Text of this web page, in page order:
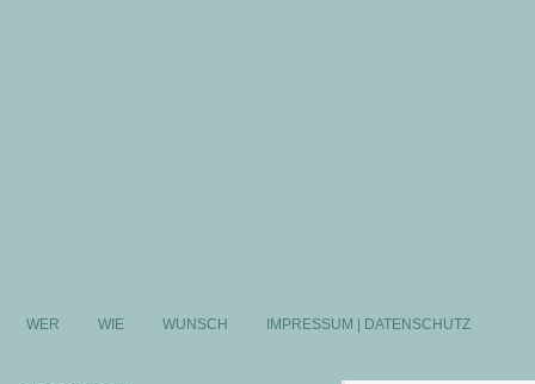
WER WIE WUNSCH IMPRESSUM | DATENSCHUTZ